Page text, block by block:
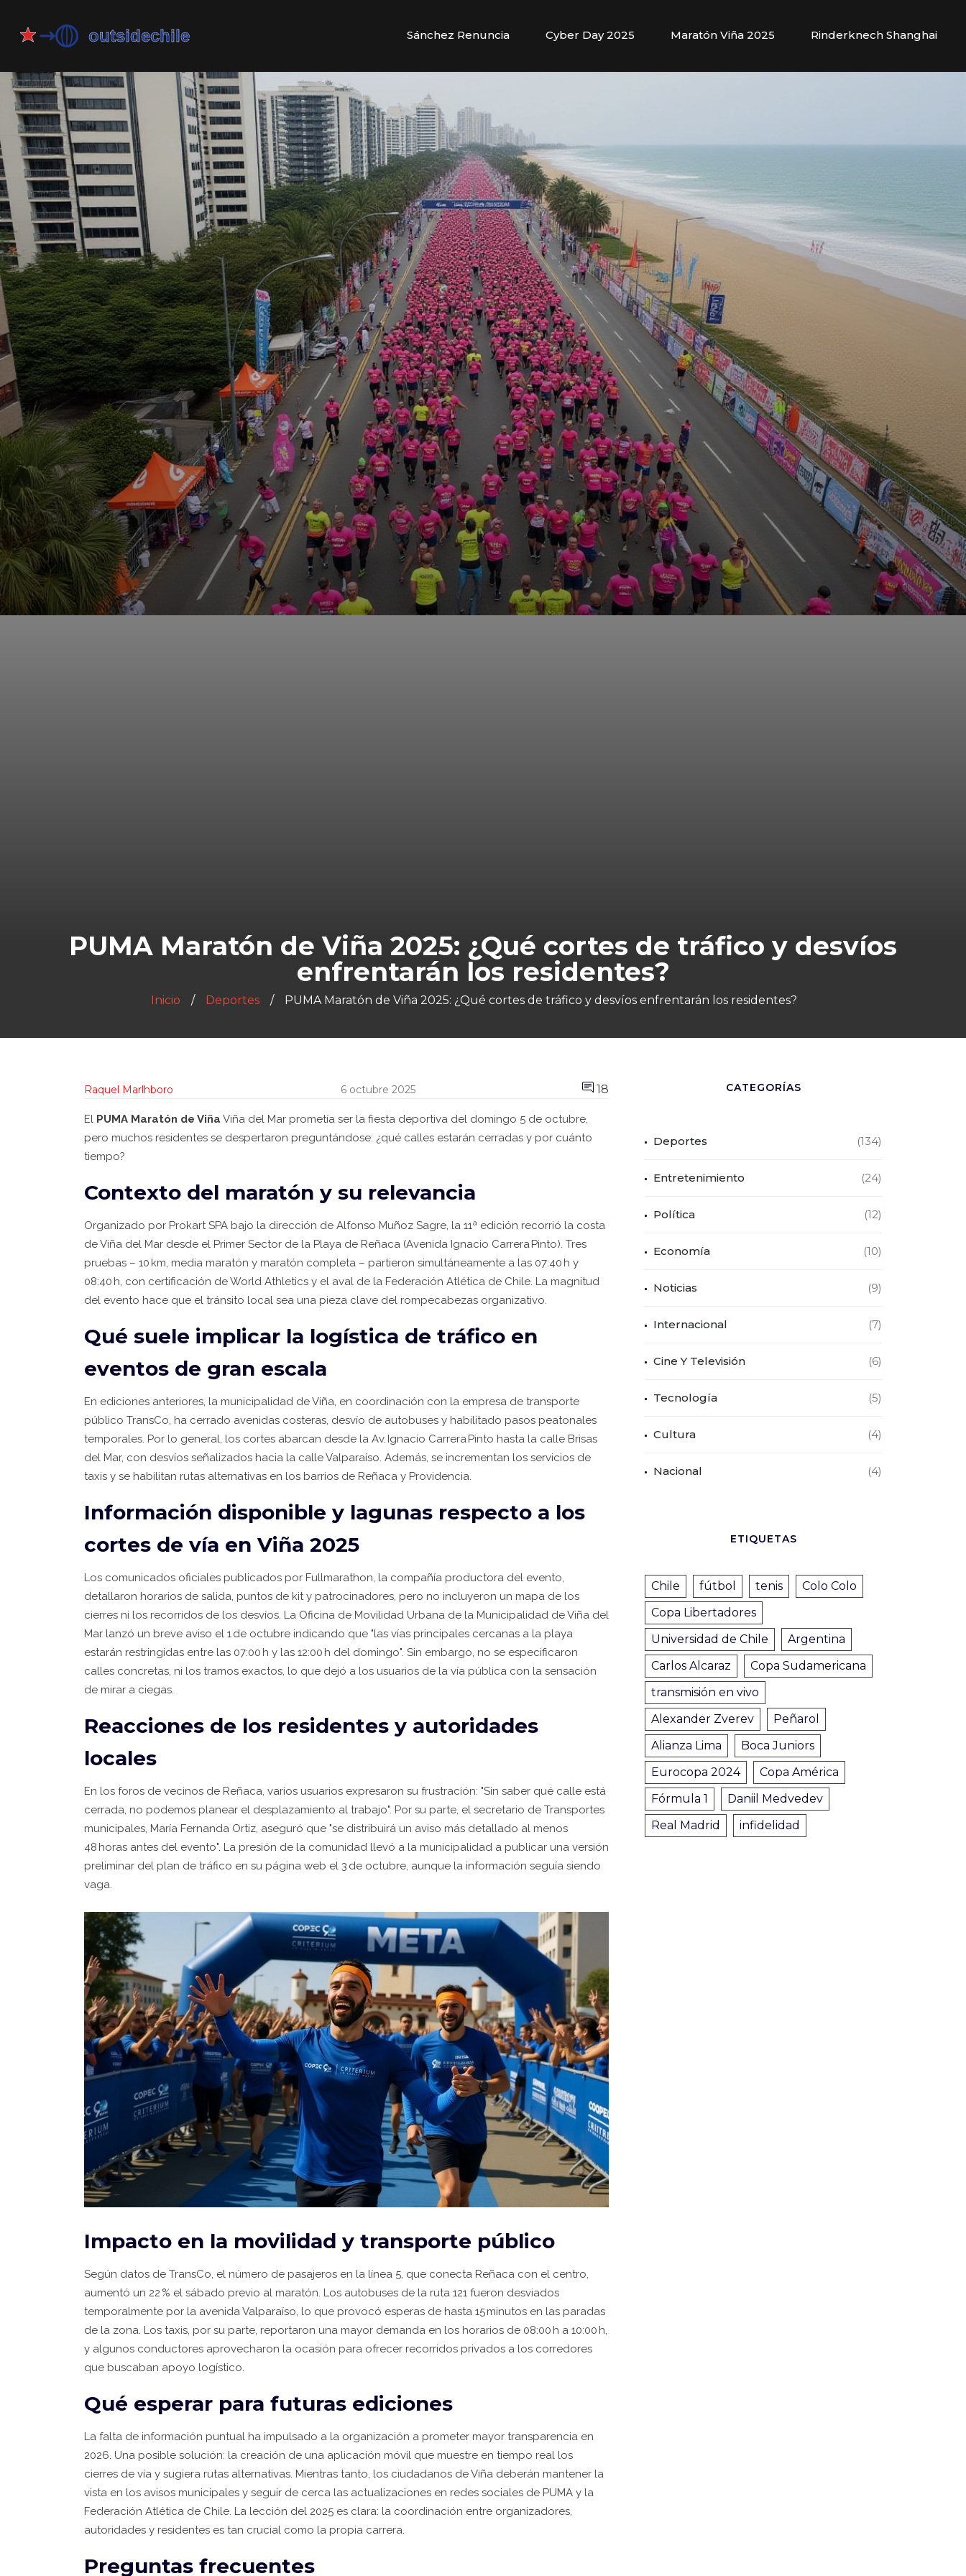
Sánchez Renuncia Cyber Day 2025 Maratón Viña 2025 Rinderknech Shanghai
PUMA Maratón de Viña 2025: ¿Qué cortes de tráfico y desvíos
enfrentarán los residentes?
Inicio Deportes PUMA Maratón de Viña 2025: ¿Qué cortes de tráfico y desvíos enfrentarán los residentes?
Raquel Marlhboro 6 octubre 2025 18
El PUMA Maratón de Viña Viña del Mar prometía ser la fiesta deportiva del domingo 5 de octubre,
pero muchos residentes se despertaron preguntándose: ¿qué calles estarán cerradas y por cuánto
tiempo?
Contexto del maratón y su relevancia
Organizado por Prokart SPA bajo la dirección de Alfonso Muñoz Sagre, la 11ª edición recorrió la costa
deViña del Mar desde el Primer Sector de la Playa de Reñaca (Avenida Ignacio Carrera Pinto). Tres
pruebas – 10 km, media maratón y maratón completa – partieron simultáneamente a las 07:40 h y
08:40 h, con certificación de World Athletics y el aval de la Federación Atlética de Chile. La magnitud
del evento hace que el tránsito local sea una pieza clave del rompecabezas organizativo.
Qué suele implicar la logística de tráfico en
eventos de gran escala
En ediciones anteriores, la municipalidad de Viña, en coordinación con la empresa de transporte
público TransCo, ha cerrado avenidas costeras, desvío de autobuses y habilitado pasos peatonales
temporales. Por lo general, los cortes abarcan desde la Av. Ignacio Carrera Pinto hasta la calle Brisas
del Mar, con desvíos señalizados hacia la calle Valparaíso. Además, se incrementan los servicios de
taxis y se habilitan rutas alternativas en los barrios de Reñaca y Providencia.
Información disponible y lagunas respecto a los
cortes de vía en Viña 2025
Los comunicados oficiales publicados por Fullmarathon, la compañía productora del evento,
detallaron horarios de salida, puntos de kit y patrocinadores, pero no incluyeron un mapa de los
cierres ni los recorridos de los desvíos. La Oficina de Movilidad Urbana de la Municipalidad de Viña del
Mar lanzó un breve aviso el 1 de octubre indicando que "las vías principales cercanas a la playa
estarán restringidas entre las 07:00 h y las 12:00 h del domingo". Sin embargo, no se especificaron
calles concretas, ni los tramos exactos, lo que dejó a los usuarios de la vía pública con la sensación
de mirar a ciegas.
Reacciones de los residentes y autoridades
locales
En los foros de vecinos de Reñaca, varios usuarios expresaron su frustración: "Sin saber qué calle está
cerrada, no podemos planear el desplazamiento al trabajo". Por su parte, el secretario de Transportes
municipales, María Fernanda Ortiz, aseguró que "se distribuirá un aviso más detallado al menos
48 horas antes del evento". La presión de la comunidad llevó a la municipalidad a publicar una versión
preliminar del plan de tráfico en su página web el 3 de octubre, aunque la información seguía siendo
vaga.
Impacto en la movilidad y transporte público
Según datos de TransCo, el número de pasajeros en la línea 5, que conecta Reñaca con el centro,
aumentó un 22 % el sábado previo al maratón. Los autobuses de la ruta 121 fueron desviados
temporalmente por la avenida Valparaíso, lo que provocó esperas de hasta 15 minutos en las paradas
de la zona. Los taxis, por su parte, reportaron una mayor demanda en los horarios de 08:00 h a 10:00 h,
y algunos conductores aprovecharon la ocasión para ofrecer recorridos privados a los corredores
que buscaban apoyo logístico.
Qué esperar para futuras ediciones
La falta de información puntual ha impulsado a la organización a prometer mayor transparencia en
2026. Una posible solución: la creación de una aplicación móvil que muestre en tiempo real los
cierres de vía y sugiera rutas alternativas. Mientras tanto, los ciudadanos de Viña deberán mantener la
vista en los avisos municipales y seguir de cerca las actualizaciones en redes sociales de PUMA y la
Federación Atlética de Chile. La lección del 2025 es clara: la coordinación entre organizadores,
autoridades y residentes es tan crucial como la propia carrera.
Preguntas frecuentes
CATEGORÍAS
Deportes (134)
Entretenimiento (24)
Política (12)
Economía (10)
Noticias (9)
Internacional (7)
Cine Y Televisión (6)
Tecnología (5)
Cultura (4)
Nacional (4)
ETIQUETAS
Chile fútbol tenis
Colo Colo
Copa Libertadores
Universidad de Chile
Argentina
Carlos Alcaraz
Copa Sudamericana
transmisión en vivo
Alexander Zverev
Peñarol
Alianza Lima
Boca Juniors
Eurocopa 2024
Copa América
Fórmula 1
Daniil Medvedev
Real Madrid
infidelidad